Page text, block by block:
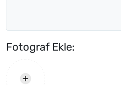
Fotograf Ekle: